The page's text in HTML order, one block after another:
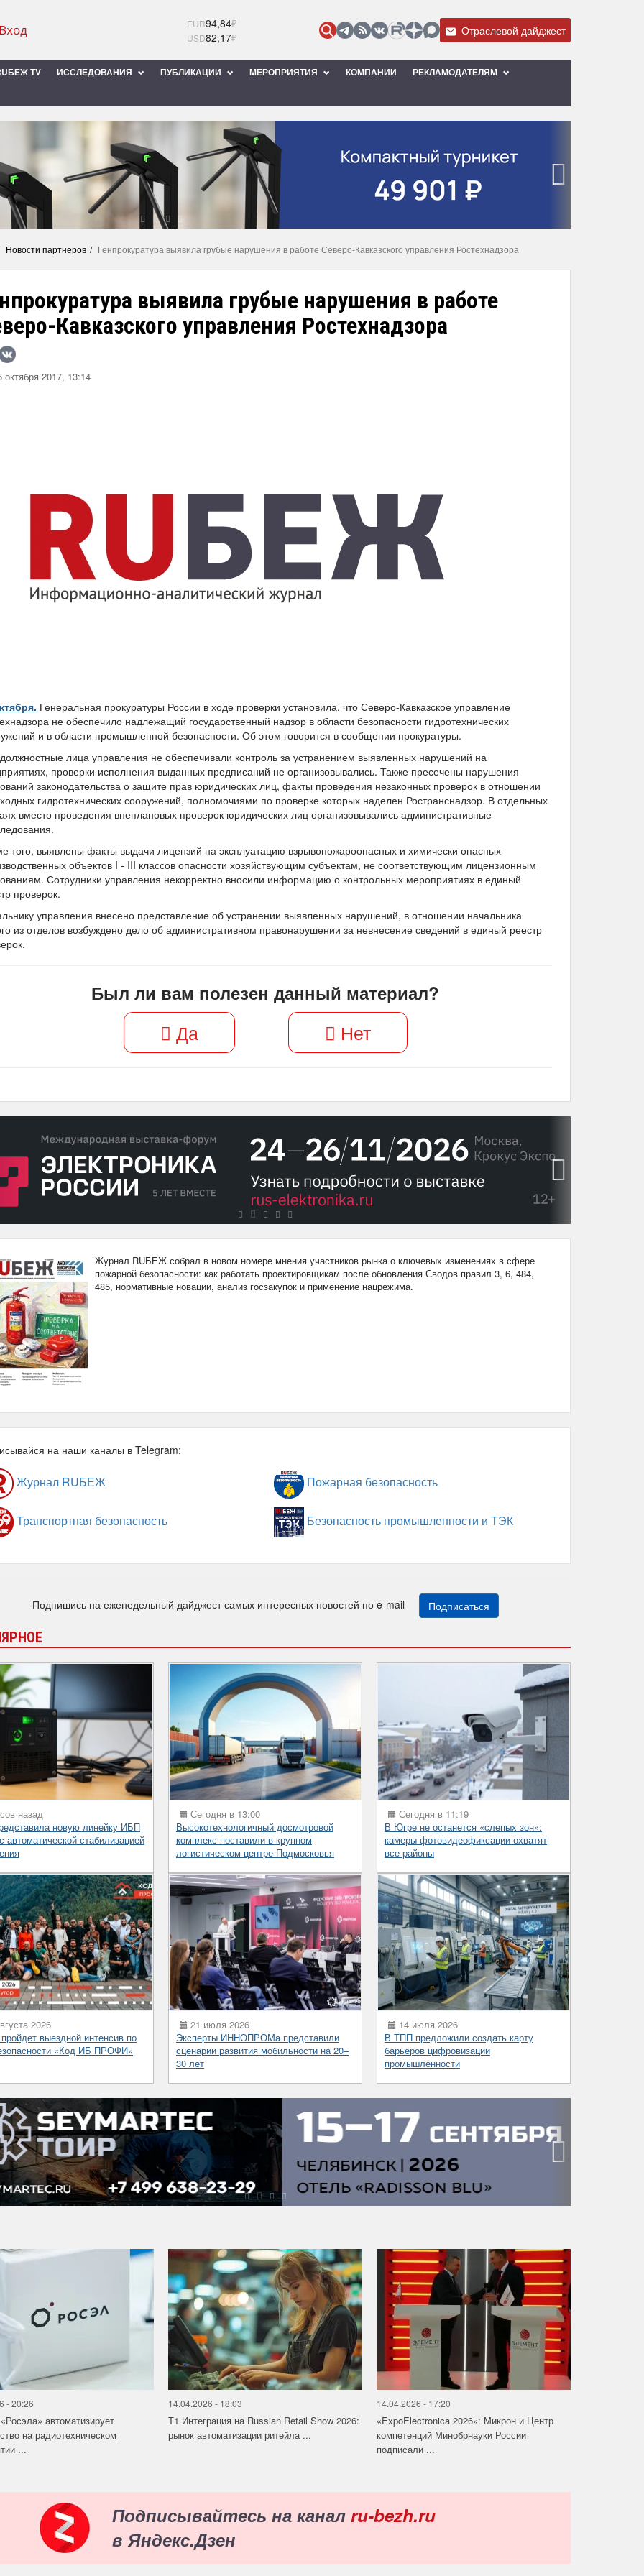
EUR94,84₽
USD82,17₽ Отраслевой дайджест
TV ИССЛЕДОВАНИЯ ПУБЛИКАЦИИ МЕРОПРИЯТИЯ КОМПАНИИ РЕКЛАМОДАТЕЛЯМ
Новости партнеров Генпрокуратура выявила грубые нарушения в работе Северо-Кавказского управления Ростехнадзора
выявила грубые нарушения в работе
Кавказского управления Ростехнадзора
2017, 13:14
Генеральная прокуратуры России в ходе проверки установила, что Северо-Кавказское управление
не обеспечило надлежащий государственный надзор в области безопасности гидротехнических
и в области промышленной безопасности. Об этом говорится в сообщении прокуратуры.
лица управления не обеспечивали контроль за устранением выявленных нарушений на
проверки исполнения выданных предписаний не организовывались. Также пресечены нарушения
законодательства о защите прав юридических лиц, факты проведения незаконных проверок в отношении
гидротехнических сооружений, полномочиями по проверке которых наделен Ространснадзор. В отдельных
вместо проведения внеплановых проверок юридических лиц организовывались административные
того, выявлены факты выдачи лицензий на эксплуатацию взрывопожароопасных и химически опасных
объектов I - III классов опасности хозяйствующим субъектам, не соответствующим лицензионным
Сотрудники управления некорректно вносили информацию о контрольных мероприятиях в единый
проверок.
управления внесено представление об устранении выявленных нарушений, в отношении начальника
из отделов возбуждено дело об административном правонарушении за невнесение сведений в единый реестр
Был ли вам полезен данный материал?
Да Нет
Журнал RUБЕЖ собрал в новом номере мнения участников рынка о ключевых изменениях в сфере
пожарной безопасности: как работать проектировщикам после обновления Сводов правил 3, 6, 484,
485, нормативные новации, анализ госзакупок и применение нацрежима.
на наши каналы в Telegram:
Журнал RUБЕЖ Пожарная безопасность
Транспортная безопасность Безопасность промышленности и ТЭК
Подпишись на еженедельный дайджест самых интересных новостей по e-mail Подписаться
назад
новую линейку ИБП
автоматической стабилизацией
Сегодня в 13:00
Высокотехнологичный досмотровой
комплекс поставили в крупном
логистическом центре Подмосковья
Сегодня в 11:19
В Югре не останется «слепых зон»:
камеры фотовидеофиксации охватят
все районы
2026
выездной интенсив по
«Код ИБ ПРОФИ»
21 июля 2026
Эксперты ИННОПРОМа представили
сценарии развития мобильности на 20–
30 лет
14 июля 2026
В ТПП предложили создать карту
барьеров цифровизации
промышленности
›
- 20:26
автоматизирует
на радиотехническом
...
14.04.2026 - 18:03
Т1 Интеграция на Russian Retail Show 2026:
рынок автоматизации ритейла ...
14.04.2026 - 17:20
«ExpoElectronica 2026»: Микрон и Центр
компетенций Минобрнауки России
подписали ...
Подписывайтесь на канал ru-bezh.ru
в Яндекс.Дзен